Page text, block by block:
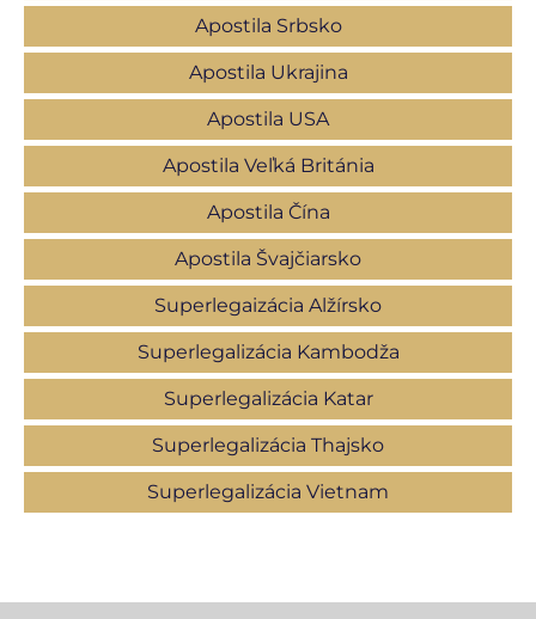
Apostila Srbsko
Apostila Ukrajina
Apostila USA
Apostila Veľká Británia
Apostila Čína
Apostila Švajčiarsko
Superlegaizácia Alžírsko
Superlegalizácia Kambodža
Superlegalizácia Katar
Superlegalizácia Thajsko
Superlegalizácia Vietnam